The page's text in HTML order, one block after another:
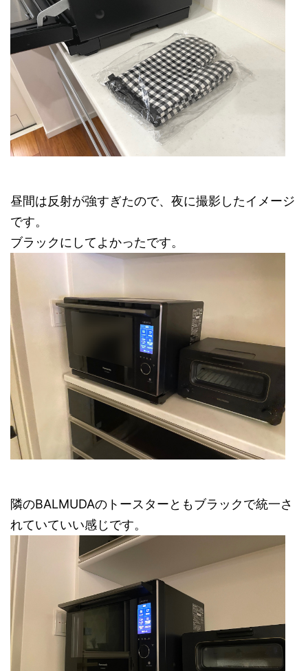
昼間は反射が強すぎたので、夜に撮影したイメージ
です。
ブラックにしてよかったです。
隣のBALMUDAのトースターともブラックで統一さ
れていていい感じです。